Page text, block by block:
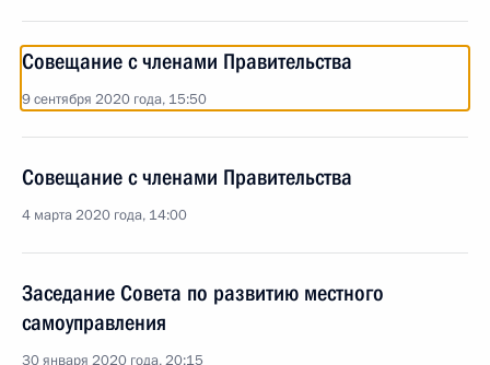
Совещание с членами Правительства
9 сентября 2020 года, 15:50
Совещание с членами Правительства
4 марта 2020 года, 14:00
Заседание Совета по развитию местного
самоуправления
30 января 2020 года, 20:15